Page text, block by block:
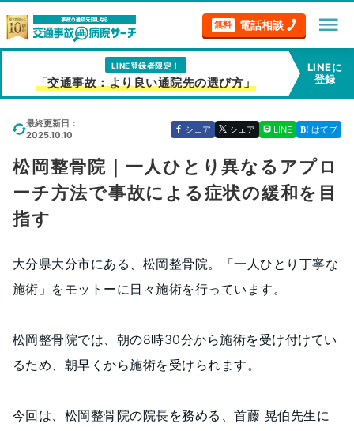
無料 電話相談 menu
LINE登録者限定！
「交通事故：より良い通院先の選び方」
LINEに
登録
最終更新日：
2025.10.10
シェア シェア LINE はてブ
松岡整骨院｜一人ひとり異なるアプロ
ーチ方法で事故による症状の緩和を目
指す
大分県大分市にある、松岡整骨院。「一人ひとり丁寧な
施術」をモットーに日々施術を行っています。
松岡整骨院では、朝の8時30分から施術を受け付けてい
るため、朝早くから施術を受けられます。
今回は、松岡整骨院の院長を務める、首藤 晃伯先生に